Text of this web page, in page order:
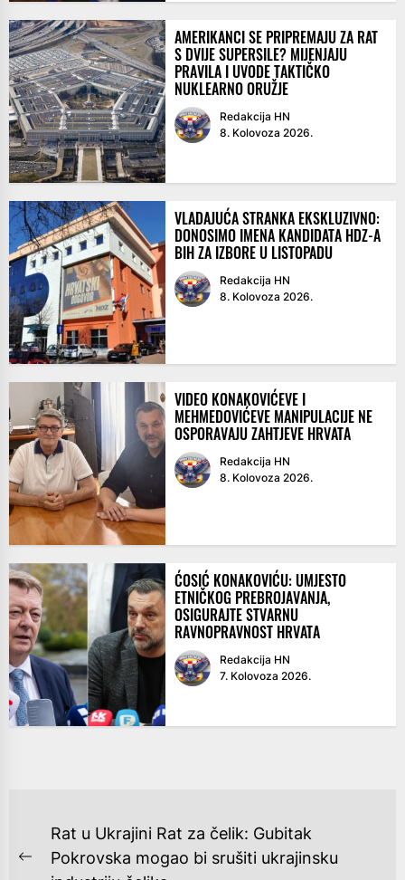
AMERIKANCI SE PRIPREMAJU ZA RAT
S DVIJE SUPERSILE? MIJENJAJU
PRAVILA I UVODE TAKTIČKO
NUKLEARNO ORUŽJE
Redakcija HN
8. Kolovoza 2026.
VLADAJUĆA STRANKA EKSKLUZIVNO:
DONOSIMO IMENA KANDIDATA HDZ-A
BIH ZA IZBORE U LISTOPADU
Redakcija HN
8. Kolovoza 2026.
VIDEO KONAKOVIĆEVE I
MEHMEDOVIĆEVE MANIPULACIJE NE
OSPORAVAJU ZAHTJEVE HRVATA
Redakcija HN
8. Kolovoza 2026.
ĆOSIĆ KONAKOVIĆU: UMJESTO
ETNIČKOG PREBROJAVANJA,
OSIGURAJTE STVARNU
RAVNOPRAVNOST HRVATA
Redakcija HN
7. Kolovoza 2026.
NAVIGACIJA
OBJAVA
Previous
Rat u Ukrajini Rat za čelik: Gubitak
Pokrovska mogao bi srušiti ukrajinsku